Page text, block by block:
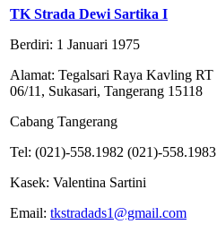
TK Strada Dewi Sartika I
Berdiri: 1 Januari 1975
Alamat: Tegalsari Raya Kavling RT
06/11, Sukasari, Tangerang 15118
Cabang Tangerang
Tel: (021)-558.1982 (021)-558.1983
Kasek: Valentina Sartini
Email: tkstradads1@gmail.com